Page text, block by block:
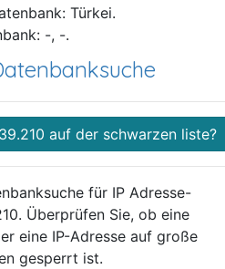
Türkei.
-, -.
auf der schwarzen liste?
für IP Adresse-
Überprüfen Sie, ob eine
eine IP-Adresse auf große
gesperrt ist.